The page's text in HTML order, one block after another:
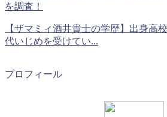
を調査！
【ザマミィ酒井貴士の学歴】出身高
代いじめを受けてい...
プロフィール